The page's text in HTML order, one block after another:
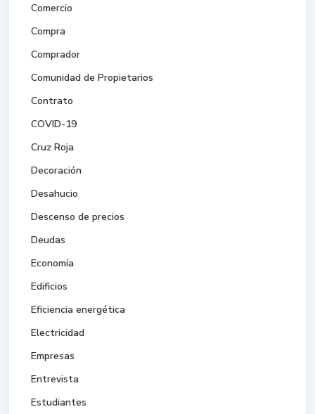
Comercio
Compra
Comprador
Comunidad de Propietarios
Contrato
COVID-19
Cruz Roja
Decoración
Desahucio
Descenso de precios
Deudas
Economía
Edificios
Eficiencia energética
Electricidad
Empresas
Entrevista
Estudiantes